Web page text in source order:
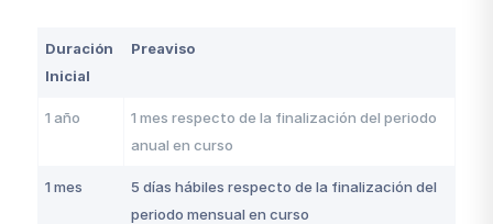
Duración
Inicial
Preaviso
1 año
1 mes respecto de la finalización del periodo
anual en curso
1 mes
5 días hábiles respecto de la finalización del
periodo mensual en curso